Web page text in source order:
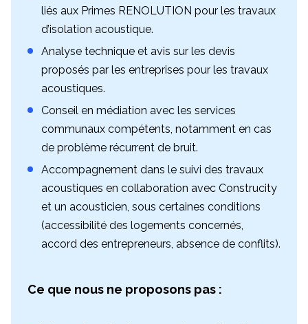
liés aux Primes RENOLUTION pour les travaux
d’isolation acoustique.
Analyse technique et avis sur les devis
proposés par les entreprises pour les travaux
acoustiques.
Conseil en médiation avec les services
communaux compétents, notamment en cas
de problème récurrent de bruit.
Accompagnement dans le suivi des travaux
acoustiques en collaboration avec Construcity
et un acousticien, sous certaines conditions
(accessibilité des logements concernés,
accord des entrepreneurs, absence de conflits).
Ce que nous ne proposons pas :